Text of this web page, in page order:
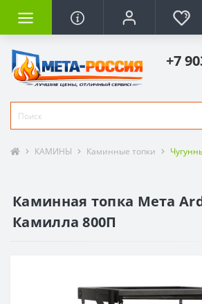
+7
КАМИНЫ Каминные топки
Каминная топка Мета
Камилла 800П